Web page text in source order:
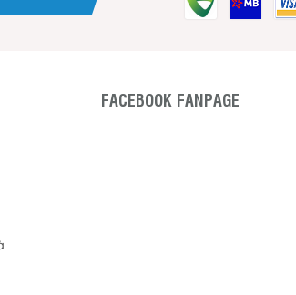
FACEBOOK FANPAGE